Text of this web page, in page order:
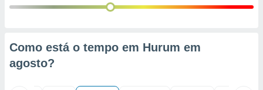
estudos
Como está o tempo em Hurum em
agosto?